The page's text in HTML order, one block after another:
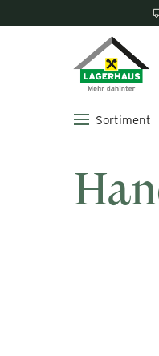
Sortiment